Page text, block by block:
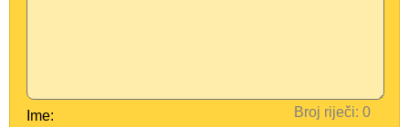
Broj riječi:
Ime: